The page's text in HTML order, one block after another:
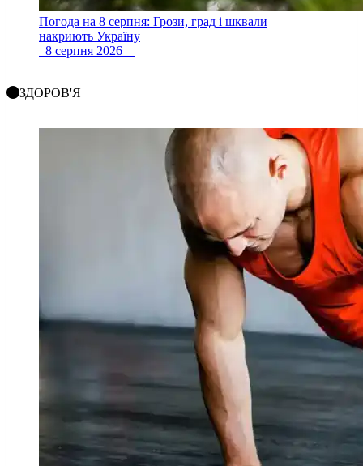
Погода на 8 серпня: Грози, град і шквали
накриють Україну
8 серпня 2026
ЗДОРОВ'Я